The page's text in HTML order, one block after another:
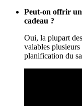
Peut-on offrir un
cadeau ?
Oui, la plupart
valables
planification du